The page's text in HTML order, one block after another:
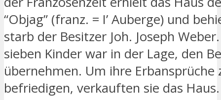
“Objag” (franz. = I’ Auberge) und
starb der Besitzer Joh. Joseph
sieben Kinder war in der Lage, den
übernehmen. Um ihre Erbansprüche
befriedigen, verkauften sie das Haus.